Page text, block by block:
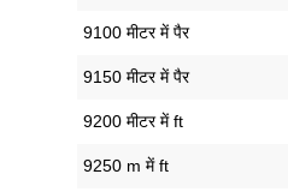
9100 मीटर में पैर
9150 मीटर में पैर
9200 मीटर में ft
9250 m में ft